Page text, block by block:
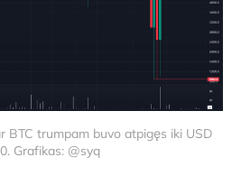
BTC trumpam buvo atpigęs iki USD
Grafikas: @syq